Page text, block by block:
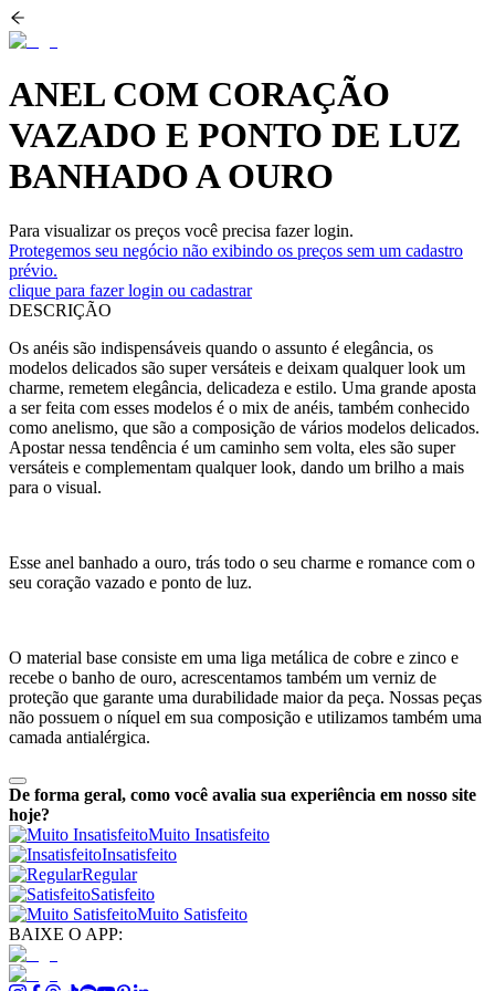
ANEL COM CORAÇÃO
VAZADO E PONTO DE LUZ
BANHADO A OURO
Para visualizar os preços você precisa fazer login.
Protegemos seu negócio não exibindo os preços sem um cadastro
prévio.
clique para fazer login ou cadastrar
DESCRIÇÃO
Os anéis são indispensáveis quando o assunto é elegância, os
modelos delicados são super versáteis e deixam qualquer look um
charme, remetem elegância, delicadeza e estilo. Uma grande aposta
a ser feita com esses modelos é o mix de anéis, também conhecido
como anelismo, que são a composição de vários modelos delicados.
Apostar nessa tendência é um caminho sem volta, eles são super
versáteis e complementam qualquer look, dando um brilho a mais
para o visual.
Esse anel banhado a ouro, trás todo o seu charme e romance com o
seu coração vazado e ponto de luz.
O material base consiste em uma liga metálica de cobre e zinco e
recebe o banho de ouro, acrescentamos também um verniz de
proteção que garante uma durabilidade maior da peça. Nossas peças
não possuem o níquel em sua composição e utilizamos também uma
camada antialérgica.
De forma geral, como você avalia sua experiência em nosso site
hoje?
Muito Insatisfeito
Insatisfeito
Regular
Satisfeito
Muito Satisfeito
BAIXE O APP: